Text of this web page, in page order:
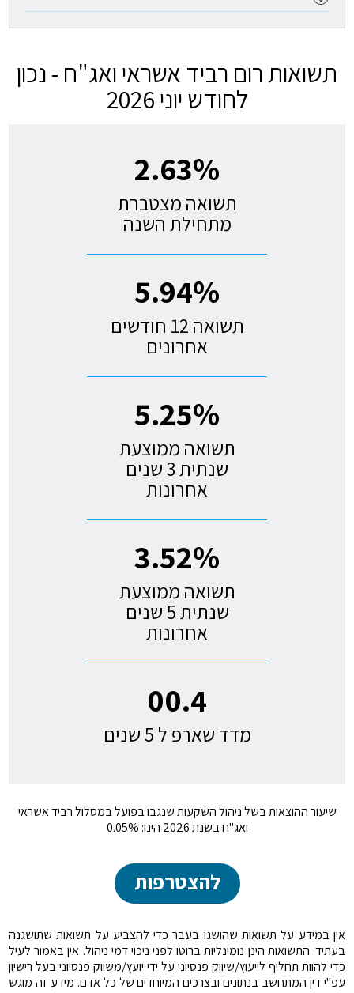
תשואות רום רביד אשראי ואג"ח - נכון
לחודש יוני 2026
2.63%
תשואה מצטברת
מתחילת השנה
5.94%
תשואה 12 חודשים
אחרונים
5.25%
תשואה ממוצעת
שנתית 3 שנים
אחרונות
3.52%
תשואה ממוצעת
שנתית 5 שנים
אחרונות
00.4
מדד שארפ ל 5 שנים
שיעור ההוצאות בשל ניהול השקעות שנגבו בפועל במסלול רביד אשראי
ואג"ח בשנת 2026 הינו: 0.05%
להצטרפות
אין במידע על תשואות שהושגו בעבר כדי להצביע על תשואות שתושגנה
בעתיד. התשואות הינן נומינליות ברוטו לפני ניכוי דמי ניהול. אין באמור לעיל
כדי להוות תחליף לייעוץ/שיווק פנסיוני על ידי יועץ/משווק פנסיוני בעל רישיון
עפ"י דין המתחשב בנתונים ובצרכים המיוחדים של כל אדם. מידע זה מוגש